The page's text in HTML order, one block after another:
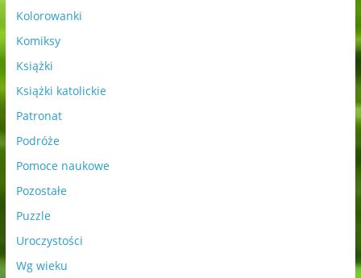
Kolorowanki
Komiksy
Książki
Książki katolickie
Patronat
Podróże
Pomoce naukowe
Pozostałe
Puzzle
Uroczystości
Wg wieku